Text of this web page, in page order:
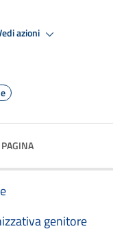
azioni
genitore